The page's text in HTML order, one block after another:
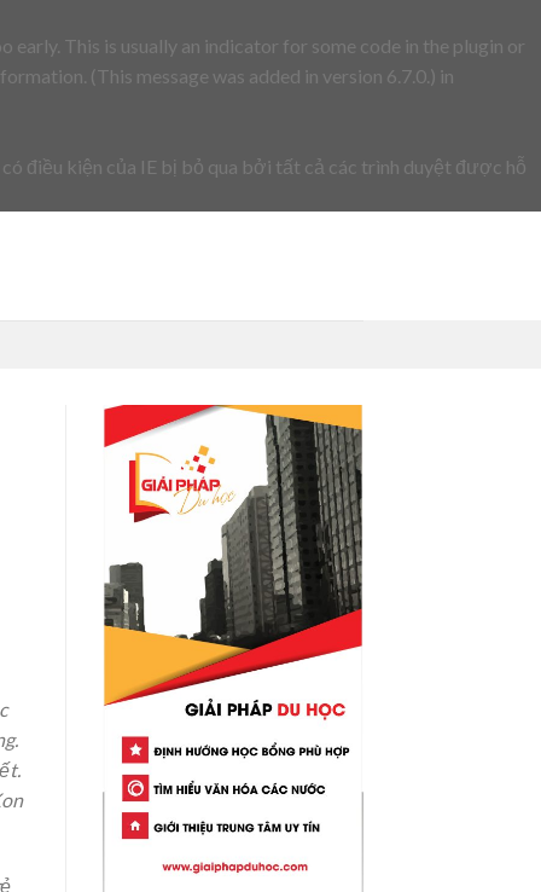
early. This is usually an indicator for some code in the plugin or
(This message was added in version 6.7.0.) in
điều kiện của IE bị bỏ qua bởi tất cả các trình duyệt được hỗ